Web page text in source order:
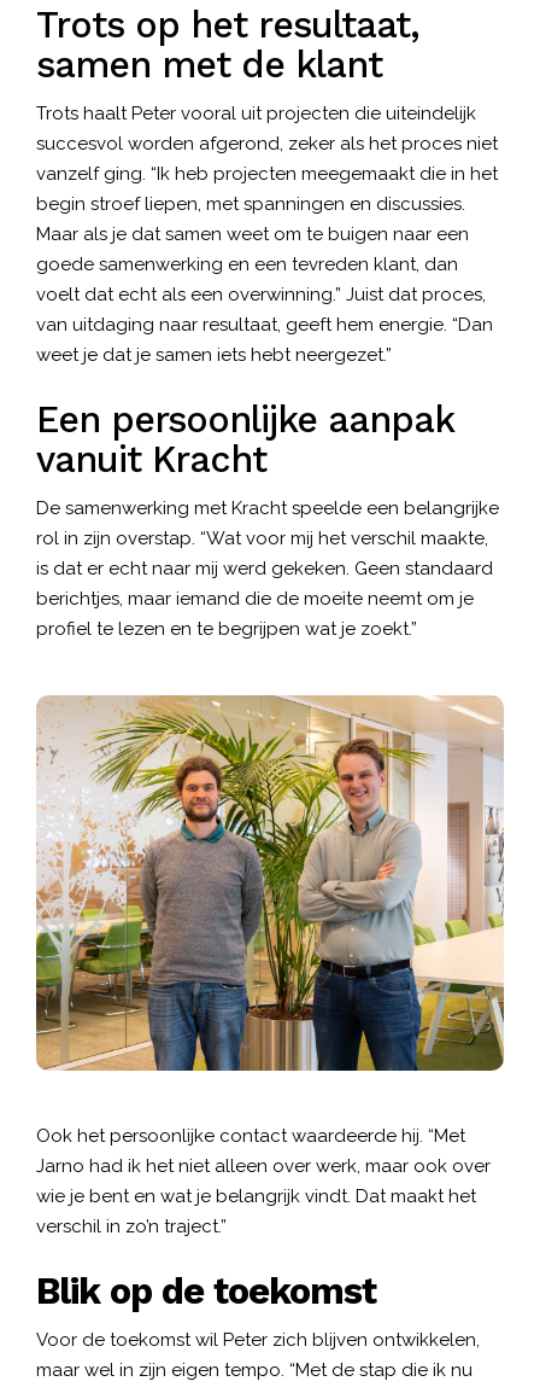
Trots op het resultaat,
samen met de klant
Trots haalt Peter vooral uit projecten die uiteindelijk
succesvol worden afgerond, zeker als het proces niet
vanzelf ging. “Ik heb projecten meegemaakt die in het
begin stroef liepen, met spanningen en discussies.
Maar als je dat samen weet om te buigen naar een
goede samenwerking en een tevreden klant, dan
voelt dat echt als een overwinning.” Juist dat proces,
van uitdaging naar resultaat, geeft hem energie. “Dan
weet je dat je samen iets hebt neergezet.”
Een persoonlijke aanpak
vanuit Kracht
De samenwerking met Kracht speelde een belangrijke
rol in zijn overstap. “Wat voor mij het verschil maakte,
is dat er echt naar mij werd gekeken. Geen standaard
berichtjes, maar iemand die de moeite neemt om je
profiel te lezen en te begrijpen wat je zoekt.”
Ook het persoonlijke contact waardeerde hij. “Met
Jarno had ik het niet alleen over werk, maar ook over
wie je bent en wat je belangrijk vindt. Dat maakt het
verschil in zo’n traject.”
Blik op de toekomst
Voor de toekomst wil Peter zich blijven ontwikkelen,
maar wel in zijn eigen tempo. “Met de stap die ik nu